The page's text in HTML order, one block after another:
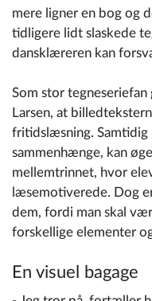
mere ligner en bog og
tidligere lidt slaskede
dansklæreren kan
Som stor
Larsen, at
fritidslæsning. Samtidig
sammenhænge, kan
mellemtrinnet, hvor
læsemotiverede. Dog
dem, fordi man skal
forskellige elementer
En visuel bagage